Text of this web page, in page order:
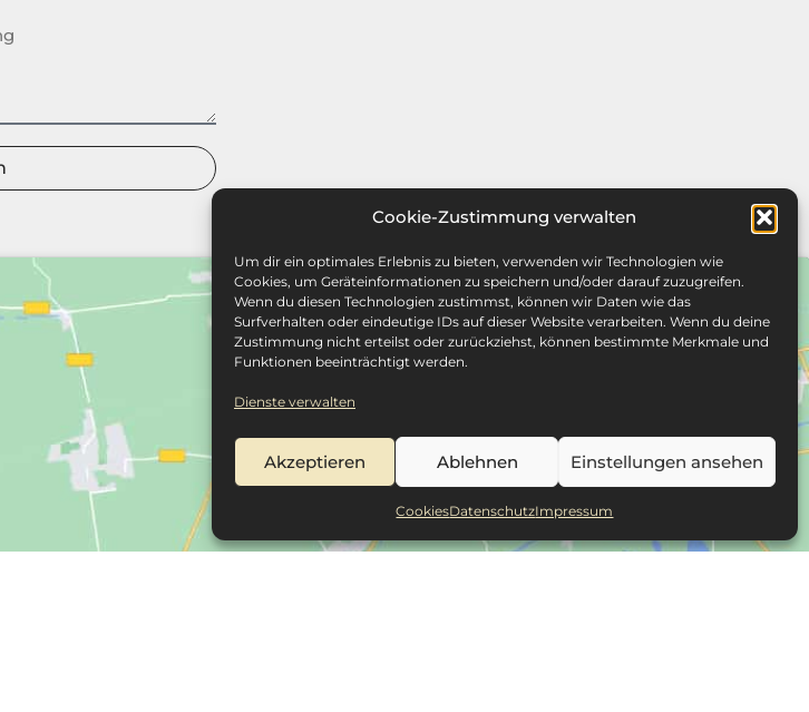
Cookie-Zustimmung verwalten
Um dir ein optimales Erlebnis zu bieten, verwenden wir Technologien wie
Cookies, um Geräteinformationen zu speichern und/oder darauf zuzugreifen.
Wenn du diesen Technologien zustimmst, können wir Daten wie das
Surfverhalten oder eindeutige IDs auf dieser Website verarbeiten. Wenn du deine
Zustimmung nicht erteilst oder zurückziehst, können bestimmte Merkmale und
Funktionen beeinträchtigt werden.
Dienste verwalten
Akzeptieren Ablehnen Einstellungen ansehen
CookiesDatenschutzImpressum